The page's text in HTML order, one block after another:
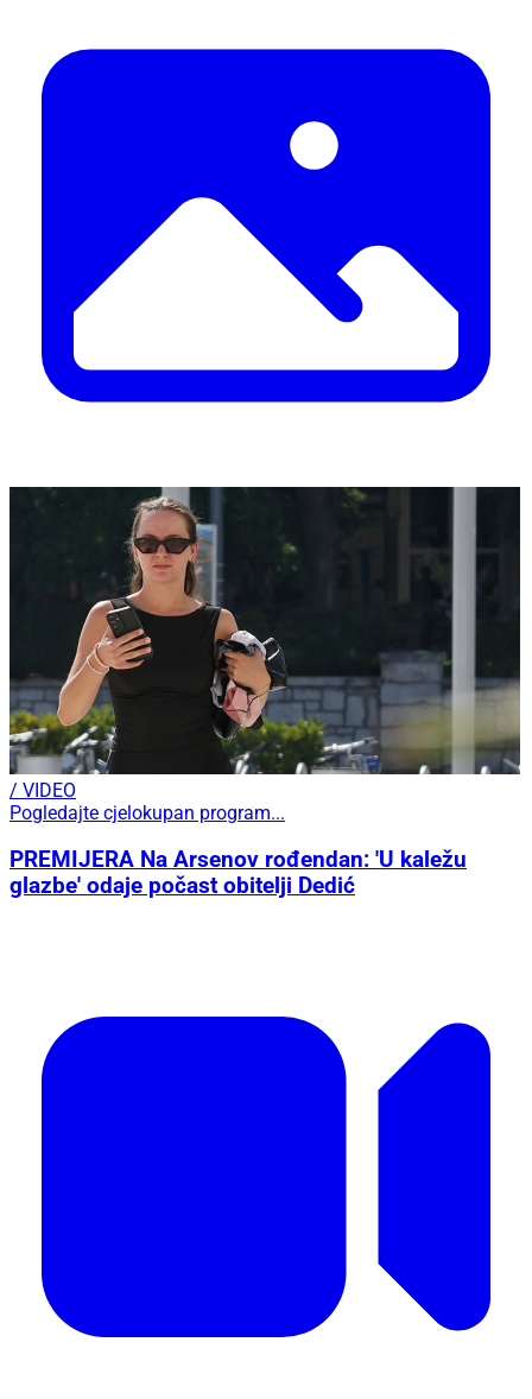
/ VIDEO
Pogledajte cjelokupan program...
PREMIJERA Na Arsenov rođendan: 'U kaležu
glazbe' odaje počast obitelji Dedić